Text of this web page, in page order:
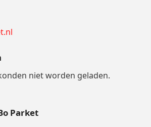
niet worden geladen.
Parket